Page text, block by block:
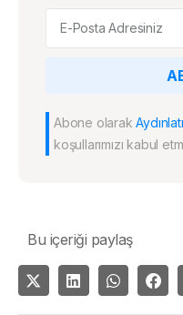
Abone olarak
koşullarımızı kabul
Bu içeriği paylaş